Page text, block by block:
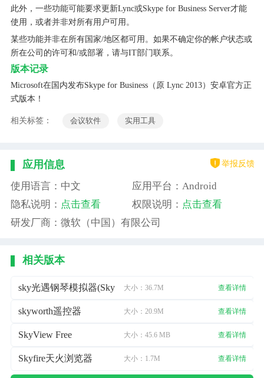
此外，一些功能可能要求更新Lync或Skype for Business Server才能
使用，或者并非对所有用户可用。
某些功能并非在所有国家/地区都可用。如果不确定你的帐户状态或
所在公司的许可和/或部署，请与IT部门联系。
版本记录
Microsoft在国内发布Skype for Business（原 Lync 2013）安卓官方正
式版本！
相关标签： 会议软件 实用工具
应用信息 举报反馈
使用语言：中文
应用平台：Android
隐私说明： 点击查看 权限说明： 点击查看
研发厂商：微软（中国）有限公司
相关版本
sky光遇钢琴模拟器(Sky Studio)大小：36.7M 查看详情
skyworth遥控器 大小：20.9M 查看详情
SkyView Free 大小：45.6 MB 查看详情
Skyfire天火浏览器 大小：1.7M 查看详情